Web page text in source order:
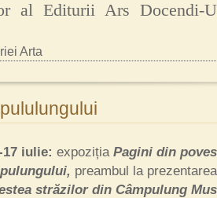
al Editurii Ars Docendi-
Arta
17 iulie: expoziția Pagini din
preambul la prezentarea
străzilor din Câmpulung